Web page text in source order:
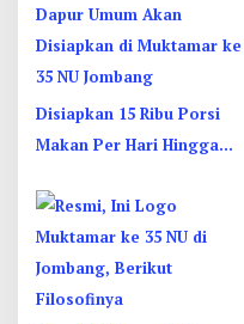
Disiapkan 15 Ribu Porsi
Makan Per Hari Hingga
ke 35 NU Jombang